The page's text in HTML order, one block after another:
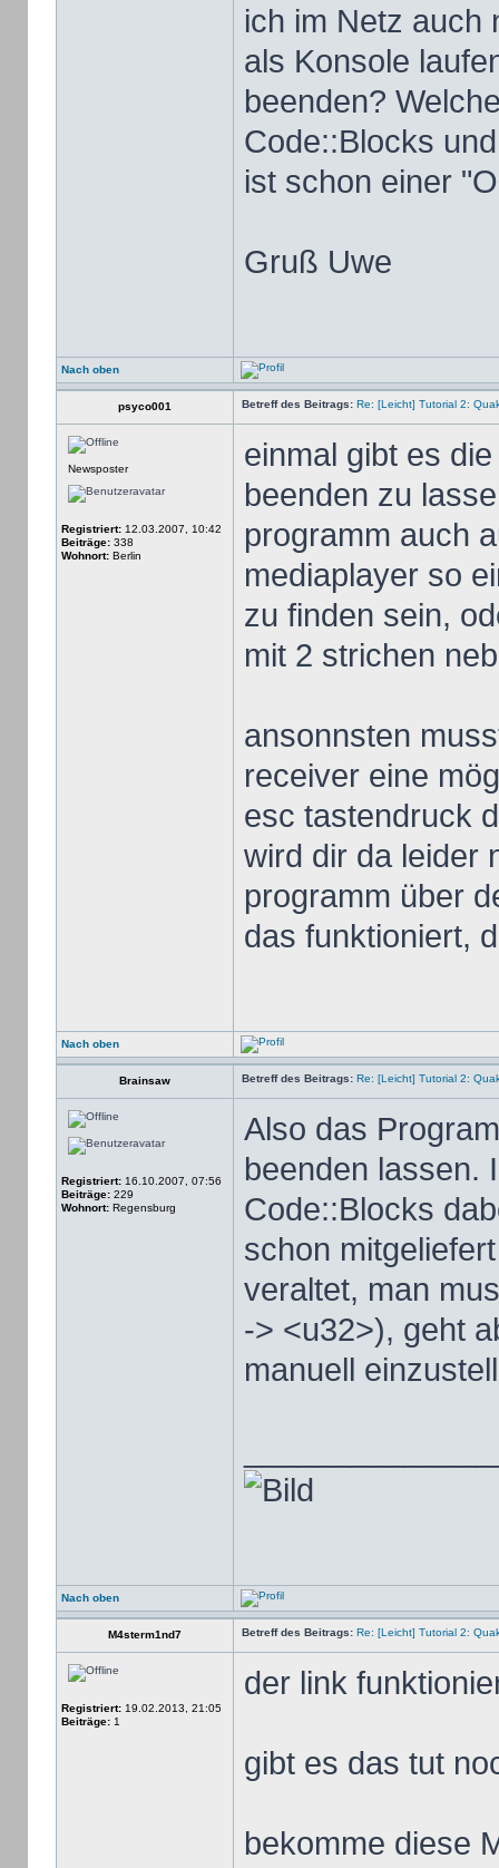
ich im Netz auch
als Konsole
beenden?
Code::Blocks
ist schon einer
Gruß Uwe
Nach oben
psyco001 Betreff des Beitrags: Re: [Leicht] Tutorial 2:
Newsposter
Registriert:12.03.2007, 10:42
Beiträge:338
Wohnort:Berlin
einmal gibt es
beenden zu
programm auch
mediaplayer so
zu finden sein,
mit 2 strichen
ansonnsten
receiver eine
esc tastendruck
wird dir da leider
programm über
das funktioniert,
Nach oben
Brainsaw Betreff des Beitrags: Re: [Leicht] Tutorial 2:
Registriert:16.10.2007, 07:56
Beiträge:229
Wohnort:Regensburg
Also das
beenden lassen.
Code::Blocks
schon
veraltet, man
-> <u32>), geht
manuell
Nach oben
M4sterm1nd7 Betreff des Beitrags: Re: [Leicht] Tutorial 2:
Registriert:19.02.2013, 21:05
Beiträge:1
der link
gibt es das tut
bekomme diese